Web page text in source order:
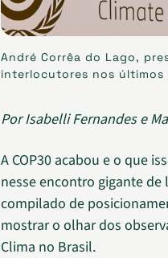
André Corrêa do Lago,
interlocutores nos últimos
Por Isabelli Fernandes e
A COP30 acabou e o que
nesse encontro gigante
compilado de
mostrar o olhar dos
Clima no Brasil.